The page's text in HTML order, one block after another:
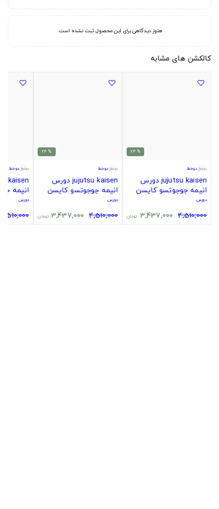
هنوز دیدگاهی برای این محصول ثبت نشده است.
کالکشن های مشابه
% 24
دوخط
jujutsu kaisen دورس
انیمه جوجوتسو کایسن
دورس
4,510,000
3,437,000 تومان
% 24
دوخط
jujutsu kaisen دورس
انیمه جوجوتسو کایسن
دورس
4,510,000
3,437,000 تومان
دوخط
انیمه
دورس
4,510,000